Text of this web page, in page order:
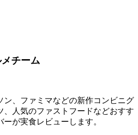
チーム
ン、ファミマなどの新作コンビニグ
、人気のファストフードなどおすす
が実食レビューします。